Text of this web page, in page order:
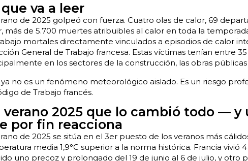
va a leer
de 2025 golpeó con fuerza. Cuatro olas de calor, 69
más de 5.700 muertes atribuibles al calor en toda la
mortales directamente vinculados a episodios de calor
General de Trabajo francesa. Estas víctimas tenían entre
en los sectores de la construcción, las obras públicas
ya no es un fenómeno meteorológico aislado. Es un riesgo
de Trabajo francés.
verano 2025 que lo cambió todo — y
por fin reacciona
de 2025 se sitúa en el 3er puesto de los veranos más
media 1,9°C superior a la norma histórica. Francia vivió
uno precoz y prolongado del 19 de junio al 6 de julio, y otro